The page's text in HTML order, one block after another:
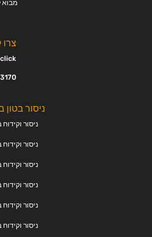
מבוא
ניסור
ניסור
ניסור וקידוח
ניסור
ניסור
ניסור
ניסור וקידוח